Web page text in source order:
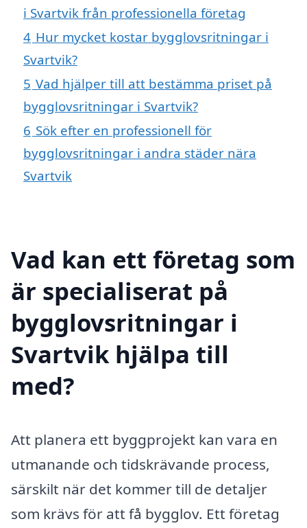
i Svartvik från professionella företag
4 Hur mycket kostar bygglovsritningar i
Svartvik?
5 Vad hjälper till att bestämma priset på
bygglovsritningar i Svartvik?
6 Sök efter en professionell för
bygglovsritningar i andra städer nära
Svartvik
Vad kan ett företag som
är specialiserat på
bygglovsritningar i
Svartvik hjälpa till
med?
Att planera ett byggprojekt kan vara en
utmanande och tidskrävande process,
särskilt när det kommer till de detaljer
som krävs för att få bygglov. Ett företag